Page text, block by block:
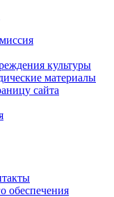
культуры
материалы
сайта
обеспечения